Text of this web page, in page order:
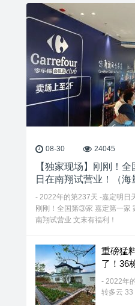
08-30 24045
【独家现场】刚刚！
日在南翔试营业！（海
- 2022年的第237天 -嘉定明
刚刚！全国第③家 嘉定第一家
南翔试营业 文末有福利！
重磅猛
了！36
- 2022年
转多云 33